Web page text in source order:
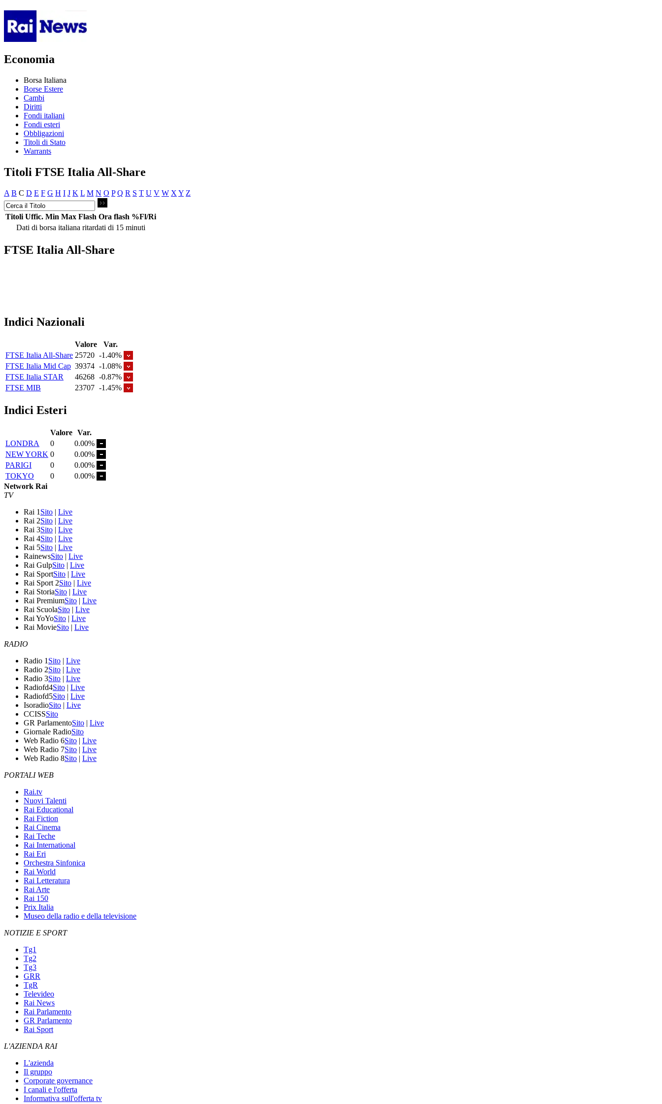
Economia
Borsa Italiana
Borse Estere
Cambi
Diritti
Fondi italiani
Fondi esteri
Obbligazioni
Titoli di Stato
Warrants
Titoli FTSE Italia All-Share
A B C D E F G H I J K L M N O P Q R S T U V W X Y Z
Titoli Uffic. Min Max Flash Ora flash %Fl/Ri
Dati di borsa italiana ritardati di 15 minuti
FTSE Italia All-Share
Indici Nazionali
Valore
Var.
FTSE Italia All-Share 25720 -1.40%
FTSE Italia Mid Cap 39374 -1.08%
FTSE Italia STAR
46268 -0.87%
FTSE MIB
23707 -1.45%
Indici Esteri
Valore Var.
LONDRA
0
0.00%
NEW YORK 0
0.00%
PARIGI
0
0.00%
TOKYO
0
0.00%
Network Rai
TV
Rai 1 Sito | Live
Rai 2Sito | Live
Rai 3Sito | Live
Rai 4Sito | Live
Rai 5Sito | Live
RainewsSito | Live
Rai GulpSito | Live
Rai SportSito | Live
Rai Sport 2Sito | Live
Rai StoriaSito | Live
Rai PremiumSito | Live
Rai ScuolaSito | Live
Rai YoYoSito | Live
Rai MovieSito | Live
RADIO
Radio 1 Sito | Live
Radio 2Sito | Live
Radio 3Sito | Live
Radiofd4Sito | Live
Radiofd5Sito | Live
IsoradioSito | Live
CCISSSito
GR ParlamentoSito | Live
Giornale RadioSito
Web Radio 6Sito | Live
Web Radio 7Sito | Live
Web Radio 8Sito | Live
PORTALI WEB
Rai.tv
Nuovi Talenti
Rai Educational
Rai Fiction
Rai Cinema
Rai Teche
Rai International
Rai Eri
Orchestra Sinfonica
Rai World
Rai Letteratura
Rai Arte
Rai 150
Prix Italia
Museo della radio e della televisione
NOTIZIE E SPORT
Tg1
Tg2
Tg3
GRR
TgR
Televideo
Rai News
Rai Parlamento
GR Parlamento
Rai Sport
L'AZIENDA RAI
L'azienda
Il gruppo
Corporate governance
I canali e l'offerta
Informativa sull'offerta tv